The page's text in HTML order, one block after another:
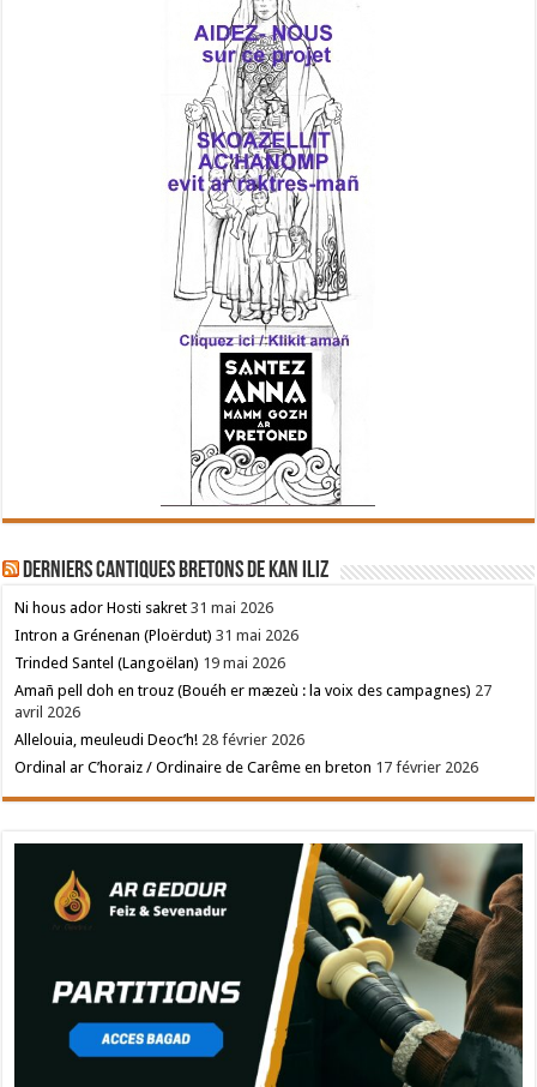
Derniers cantiques bretons de Kan Iliz
Ni hous ador Hosti sakret 31 mai 2026
Intron a Grénenan (Ploërdut) 31 mai 2026
Trinded Santel (Langoëlan) 19 mai 2026
Amañ pell doh en trouz (Bouéh er mæzeù : la voix des campagnes) 27
avril 2026
Allelouia, meuleudi Deoc’h! 28 février 2026
Ordinal ar C’horaiz / Ordinaire de Carême en breton 17 février 2026